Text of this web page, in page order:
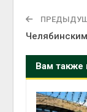
Вам также